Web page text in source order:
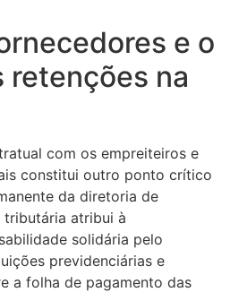
e o
retenções na
com os empreiteiros e
constitui outro ponto crítico
da diretoria de
tributária atribui à
solidária pelo
previdenciárias e
a folha de pagamento das